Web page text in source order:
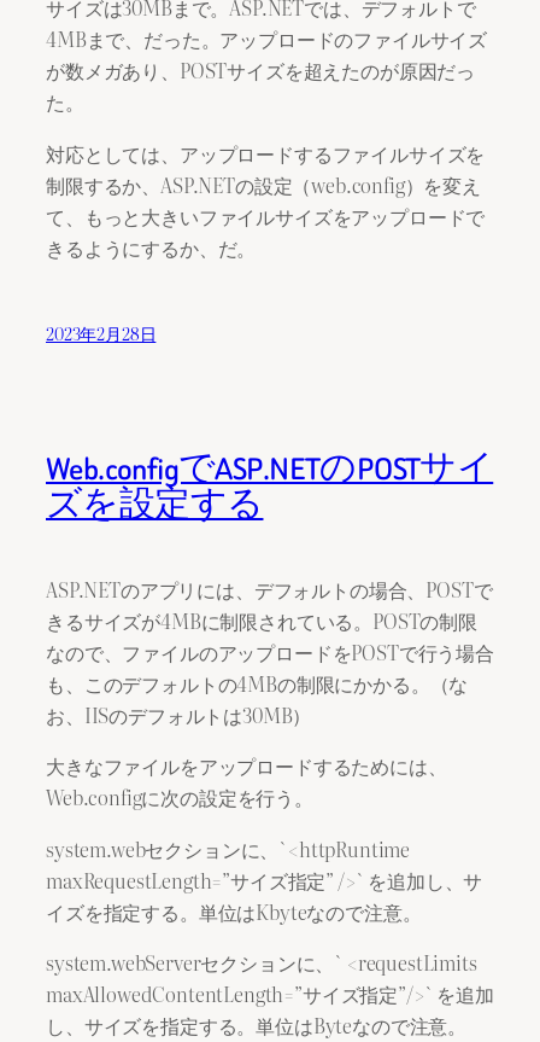
サイズは30MBまで。ASP.NETでは、デフォルトで
4MBまで、だった。アップロードのファイルサイズ
が数メガあり、POSTサイズを超えたのが原因だっ
た。
対応としては、アップロードするファイルサイズを
制限するか、ASP.NETの設定（web.config）を変え
て、もっと大きいファイルサイズをアップロードで
きるようにするか、だ。
2023年2月28日
Web.configでASP.NETのPOSTサイ
ズを設定する
ASP.NETのアプリには、デフォルトの場合、POSTで
きるサイズが4MBに制限されている。POSTの制限
なので、ファイルのアップロードをPOSTで行う場合
も、このデフォルトの4MBの制限にかかる。（な
お、IISのデフォルトは30MB）
大きなファイルをアップロードするためには、
Web.configに次の設定を行う。
system.webセクションに、`<httpRuntime
maxRequestLength=”サイズ指定” />` を追加し、サ
イズを指定する。単位はKbyteなので注意。
system.webServerセクションに、` <requestLimits
maxAllowedContentLength=”サイズ指定”/>` を追加
し、サイズを指定する。単位はByteなので注意。